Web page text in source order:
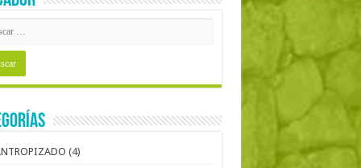
(4)